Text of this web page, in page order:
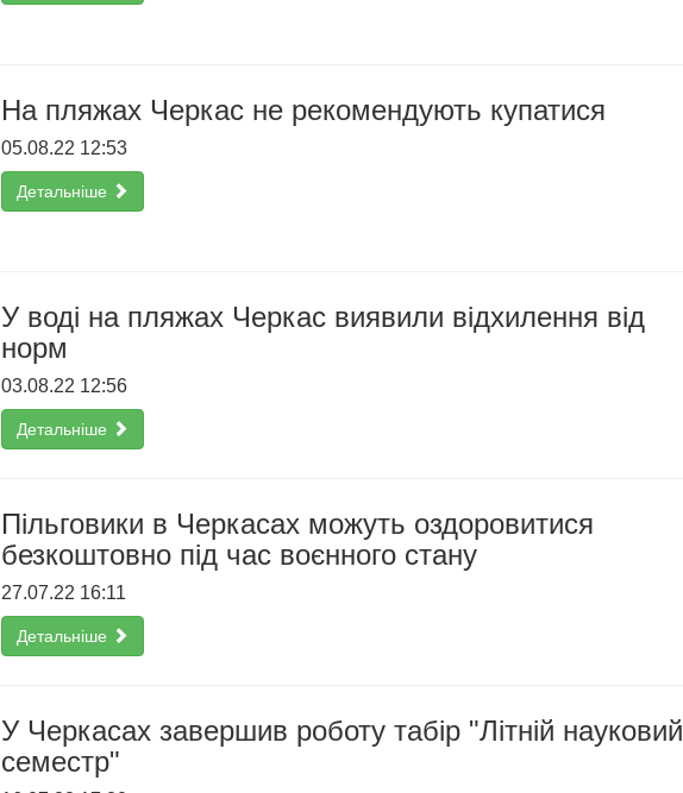
На пляжах Черкас не рекомендують купатися
05.08.22 12:53
Детальніше
У воді на пляжах Черкас виявили відхилення від
норм
03.08.22 12:56
Детальніше
Пільговики в Черкасах можуть оздоровитися
безкоштовно під час воєнного стану
27.07.22 16:11
Детальніше
У Черкасах завершив роботу табір "Літній науковий
семестр"